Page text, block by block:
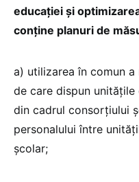
educației și
conține planuri de
a) utilizarea în comun a
de care dispun
din cadrul consorțiului
personalului între
școlar;